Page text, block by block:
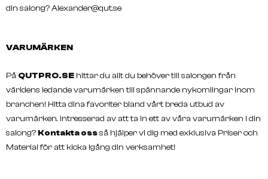
din salong?Alexander@qut.se
VARUMÄRKEN
På QUTPRO.SE hittar du allt du behöver till salongen från
världens ledande varumärken till spännande nykomlingar inom
branchen! Hitta dina favoriter bland vårt breda utbud av
varumärken. Intresserad av att ta in ett av våra varumärken i din
salong? Kontakta ossså hjälper vi dig med exklusiva Priser och
Material för att kicka igång din verksamhet!